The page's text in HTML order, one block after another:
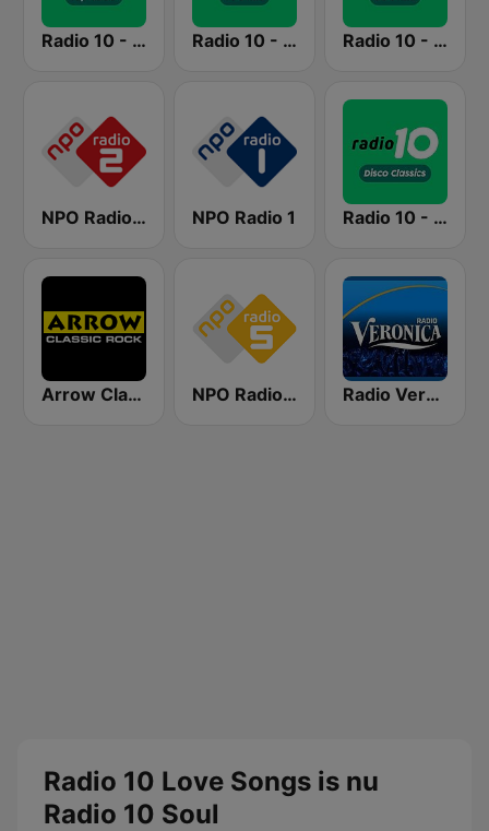
Radio 10 - Top 4000 Radio 10 - 90s Hits Radio 10 - 80s Hits
NPO Radio 2 NPO Radio 1 Radio 10 - Disco Classics
Arrow Classic Rock NPO Radio 5 Radio Veronica
Radio 10 Love Songs is nu
Radio 10 Soul